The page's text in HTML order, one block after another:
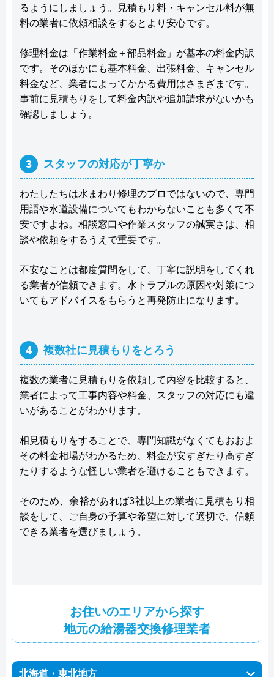
るようにしましょう。見積もり料・キャンセル料が無
料の業者に依頼相談をするとより安心です。
修理料金は「作業料金＋部品料金」が基本の料金内訳
です。そのほかにも基本料金、出張料金、キャンセル
料金など、業者によってかかる費用はさまざまです。
事前に見積もりをして料金内訳や追加請求がないかも
確認しましょう。
3 スタッフの対応が丁寧か
わたしたちは水まわり修理のプロではないので、専門
用語や水道設備についてもわからないことも多くて不
安ですよね。相談窓口や作業スタッフの誠実さは、相
談や依頼をするうえで重要です。
不安なことは都度質問をして、丁寧に説明をしてくれ
る業者が信頼できます。水トラブルの原因や対策につ
いてもアドバイスをもらうと再発防止になります。
4 複数社に見積もりをとろう
複数の業者に見積もりを依頼して内容を比較すると、
業者によって工事内容や料金、スタッフの対応にも違
いがあることがわかります。
相見積もりをすることで、専門知識がなくてもおおよ
その料金相場がわかるため、料金が安すぎたり高すぎ
たりするような怪しい業者を避けることもできます。
そのため、余裕があれば3社以上の業者に見積もり相
談をして、ご自身の予算や希望に対して適切で、信頼
できる業者を選びましょう。
お住いのエリアから探す
地元の給湯器交換修理業者
北海道・東北地方